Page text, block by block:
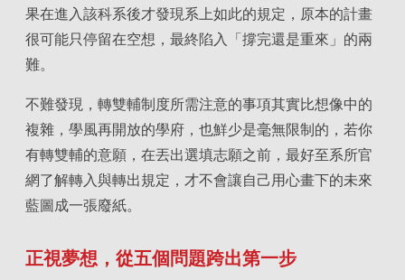
果在進入該科系後才發現系上如此的規定，原本的計畫
很可能只停留在空想，最終陷入「撐完還是重來」的兩
難。
不難發現，轉雙輔制度所需注意的事項其實比想像中的
複雜，學風再開放的學府，也鮮少是毫無限制的，若你
有轉雙輔的意願，在丟出選填志願之前，最好至系所官
網了解轉入與轉出規定，才不會讓自己用心畫下的未來
藍圖成一張廢紙。
正視夢想，從五個問題跨出第一步